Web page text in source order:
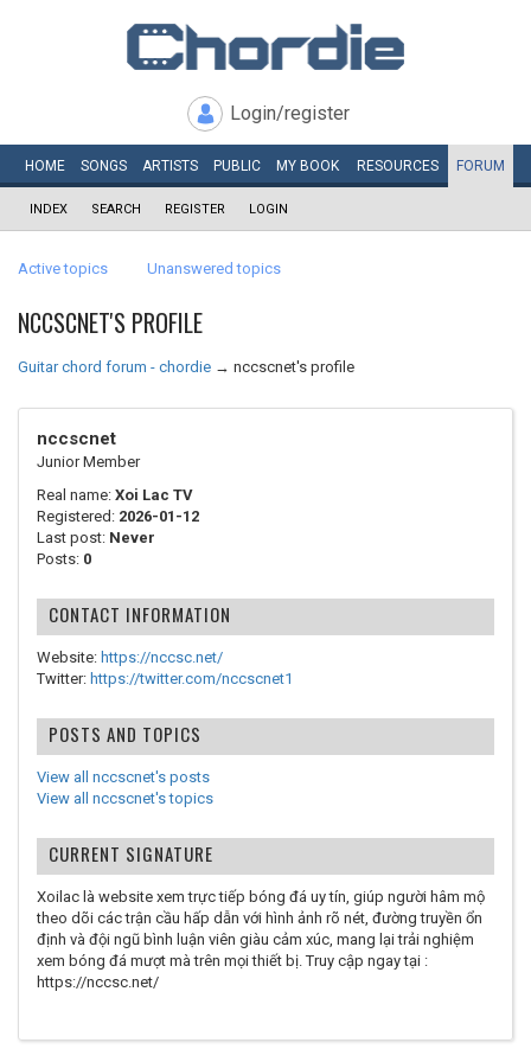
Login/register
HOME SONGS ARTISTS PUBLIC MY BOOK RESOURCES FORUM
INDEX SEARCH REGISTER LOGIN
Active topics Unanswered topics
NCCSCNET'S PROFILE
Guitar chord forum - chordie → nccscnet's profile
nccscnet
Junior Member
Real name: Xoi Lac TV
Registered: 2026-01-12
Last post: Never
Posts: 0
CONTACT INFORMATION
Website: https://nccsc.net/
Twitter: https://twitter.com/nccscnet1
POSTS AND TOPICS
View all nccscnet's posts
View all nccscnet's topics
CURRENT SIGNATURE
Xoilac là website xem trực tiếp bóng đá uy tín, giúp người hâm mộ
theo dõi các trận cầu hấp dẫn với hình ảnh rõ nét, đường truyền ổn
định và đội ngũ bình luận viên giàu cảm xúc, mang lại trải nghiệm
xem bóng đá mượt mà trên mọi thiết bị. Truy cập ngay tại :
https://nccsc.net/